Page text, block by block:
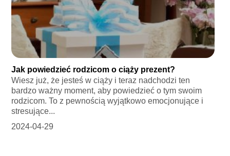
Jak powiedzieć rodzicom o ciąży prezent?
Wiesz już, że jesteś w ciąży i teraz nadchodzi ten
bardzo ważny moment, aby powiedzieć o tym swoim
rodzicom. To z pewnością wyjątkowo emocjonujące i
stresujące...
2024-04-29